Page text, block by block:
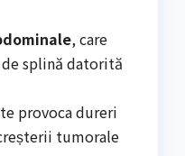
, care
splină datorită
provoca dureri
tumorale